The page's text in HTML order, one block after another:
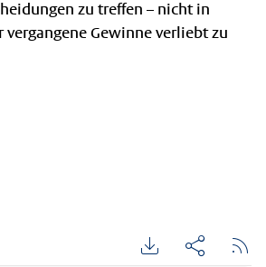
zu treffen – nicht in
Gewinne verliebt zu